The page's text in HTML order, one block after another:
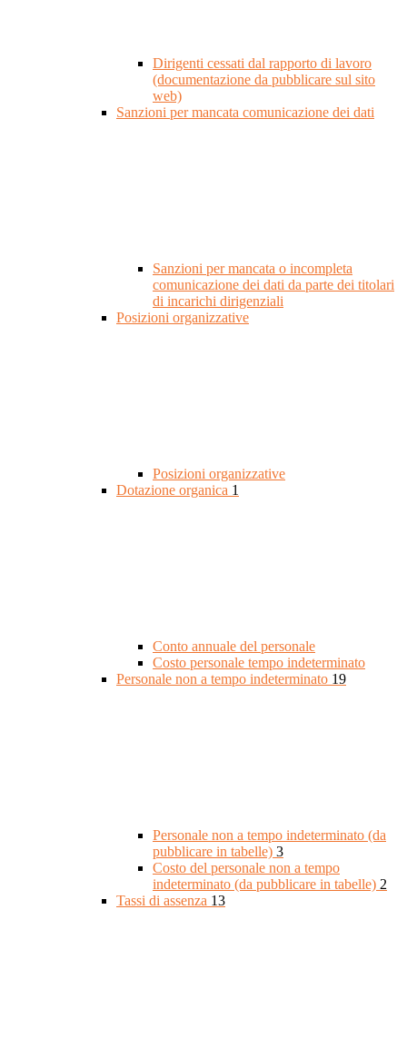
Dirigenti cessati dal rapporto di lavoro
(documentazione da pubblicare sul sito
web)
Sanzioni per mancata comunicazione dei dati
Sanzioni per mancata o incompleta
comunicazione dei dati da parte dei titolari
di incarichi dirigenziali
Posizioni organizzative
Posizioni organizzative
Dotazione organica 1
Conto annuale del personale
Costo personale tempo indeterminato
Personale non a tempo indeterminato 19
Personale non a tempo indeterminato (da
pubblicare in tabelle) 3
Costo del personale non a tempo
indeterminato (da pubblicare in tabelle) 2
Tassi di assenza 13